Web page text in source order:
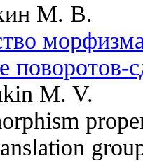
М. В.
поворотов-
M. V.